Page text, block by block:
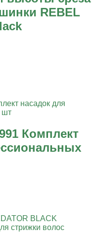
REBEL
Комплект